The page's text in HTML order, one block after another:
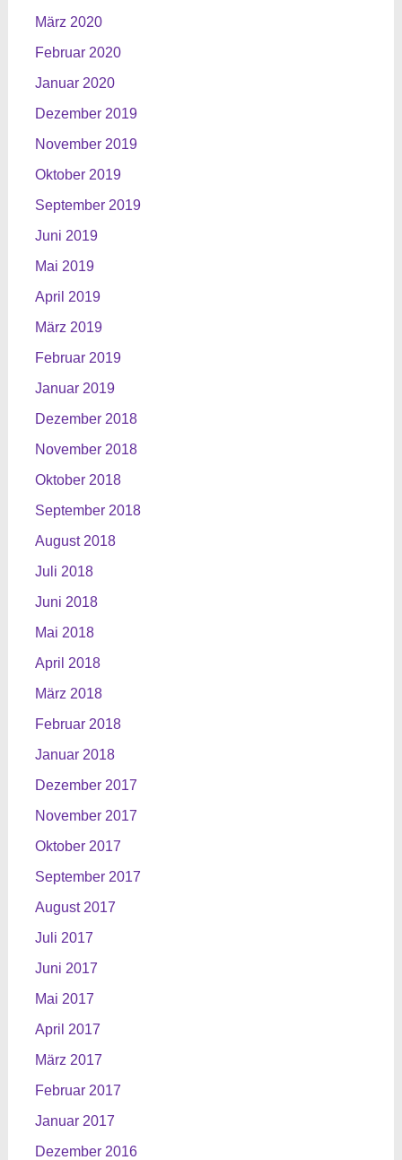
März 2020
Februar 2020
Januar 2020
Dezember 2019
November 2019
Oktober 2019
September 2019
Juni 2019
Mai 2019
April 2019
März 2019
Februar 2019
Januar 2019
Dezember 2018
November 2018
Oktober 2018
September 2018
August 2018
Juli 2018
Juni 2018
Mai 2018
April 2018
März 2018
Februar 2018
Januar 2018
Dezember 2017
November 2017
Oktober 2017
September 2017
August 2017
Juli 2017
Juni 2017
Mai 2017
April 2017
März 2017
Februar 2017
Januar 2017
Dezember 2016